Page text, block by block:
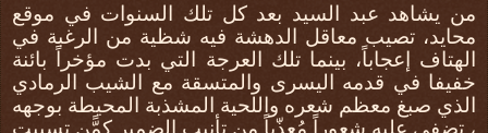
من يشاهد عبد السيد بعد كل تلك السنوات في موقع
محايد، تصيب معاقل الدهشة فيه شظية من الرغبة في
الهتاف إعجاباً، بينما تلك العرجة التي بدت مؤخراً بائنة
خفيفا في قدمه اليسرى والمتسقة مع الشيب الرمادي
الذي صبغ معظم شعره واللحية المشذبة المحيطة بوجهه
، تضفي عليه شعوراً مُعذّباً من تأنيب الضمير كمًّن تسببت